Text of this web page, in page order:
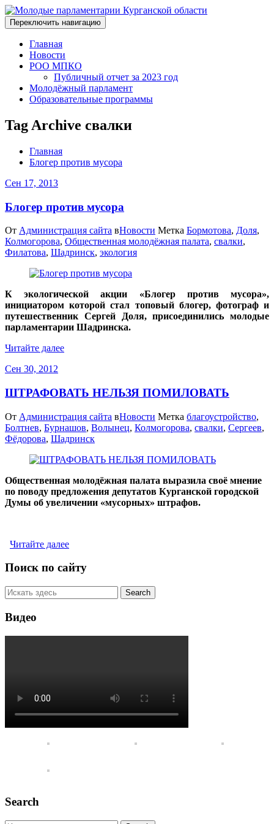
Переключить навигацию
Главная
Новости
РОО МПКО
Публичный отчет за 2023 год
Молодёжный парламент
Образовательные программы
Tag Archive свалки
Главная
Блогер против мусора
Сен 17, 2013
Блогер против мусора
От Администрация сайта вНовости Метка Бормотова, Доля,
Колмогорова, Общественная молодёжная палата, свалки,
Филатова, Шадринск, экология
К экологической акции «Блогер против мусора»,
инициатором которой стал топовый блогер, фотограф и
путешественник Сергей Доля, присоединились молодые
парламентарии Шадринска.
Читайте далее
Сен 30, 2012
ШТРАФОВАТЬ НЕЛЬЗЯ ПОМИЛОВАТЬ
От Администрация сайта вНовости Метка благоустройство,
Болтнев, Бурнашов, Волынец, Колмогорова, свалки, Сергеев,
Фёдорова, Шадринск
Общественная молодёжная палата выразила своё мнение
по поводу предложения депутатов Курганской городской
Думы об увеличении «мусорных» штрафов.
Читайте далее
Поиск по сайту
Видео
Search